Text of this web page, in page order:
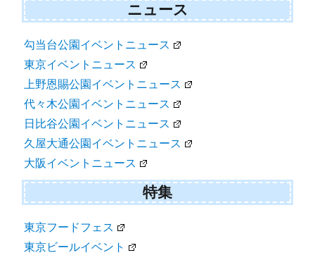
ニュース
勾当台公園イベントニュース
東京イベントニュース
上野恩賜公園イベントニュース
代々木公園イベントニュース
日比谷公園イベントニュース
久屋大通公園イベントニュース
大阪イベントニュース
特集
東京フードフェス
東京ビールイベント